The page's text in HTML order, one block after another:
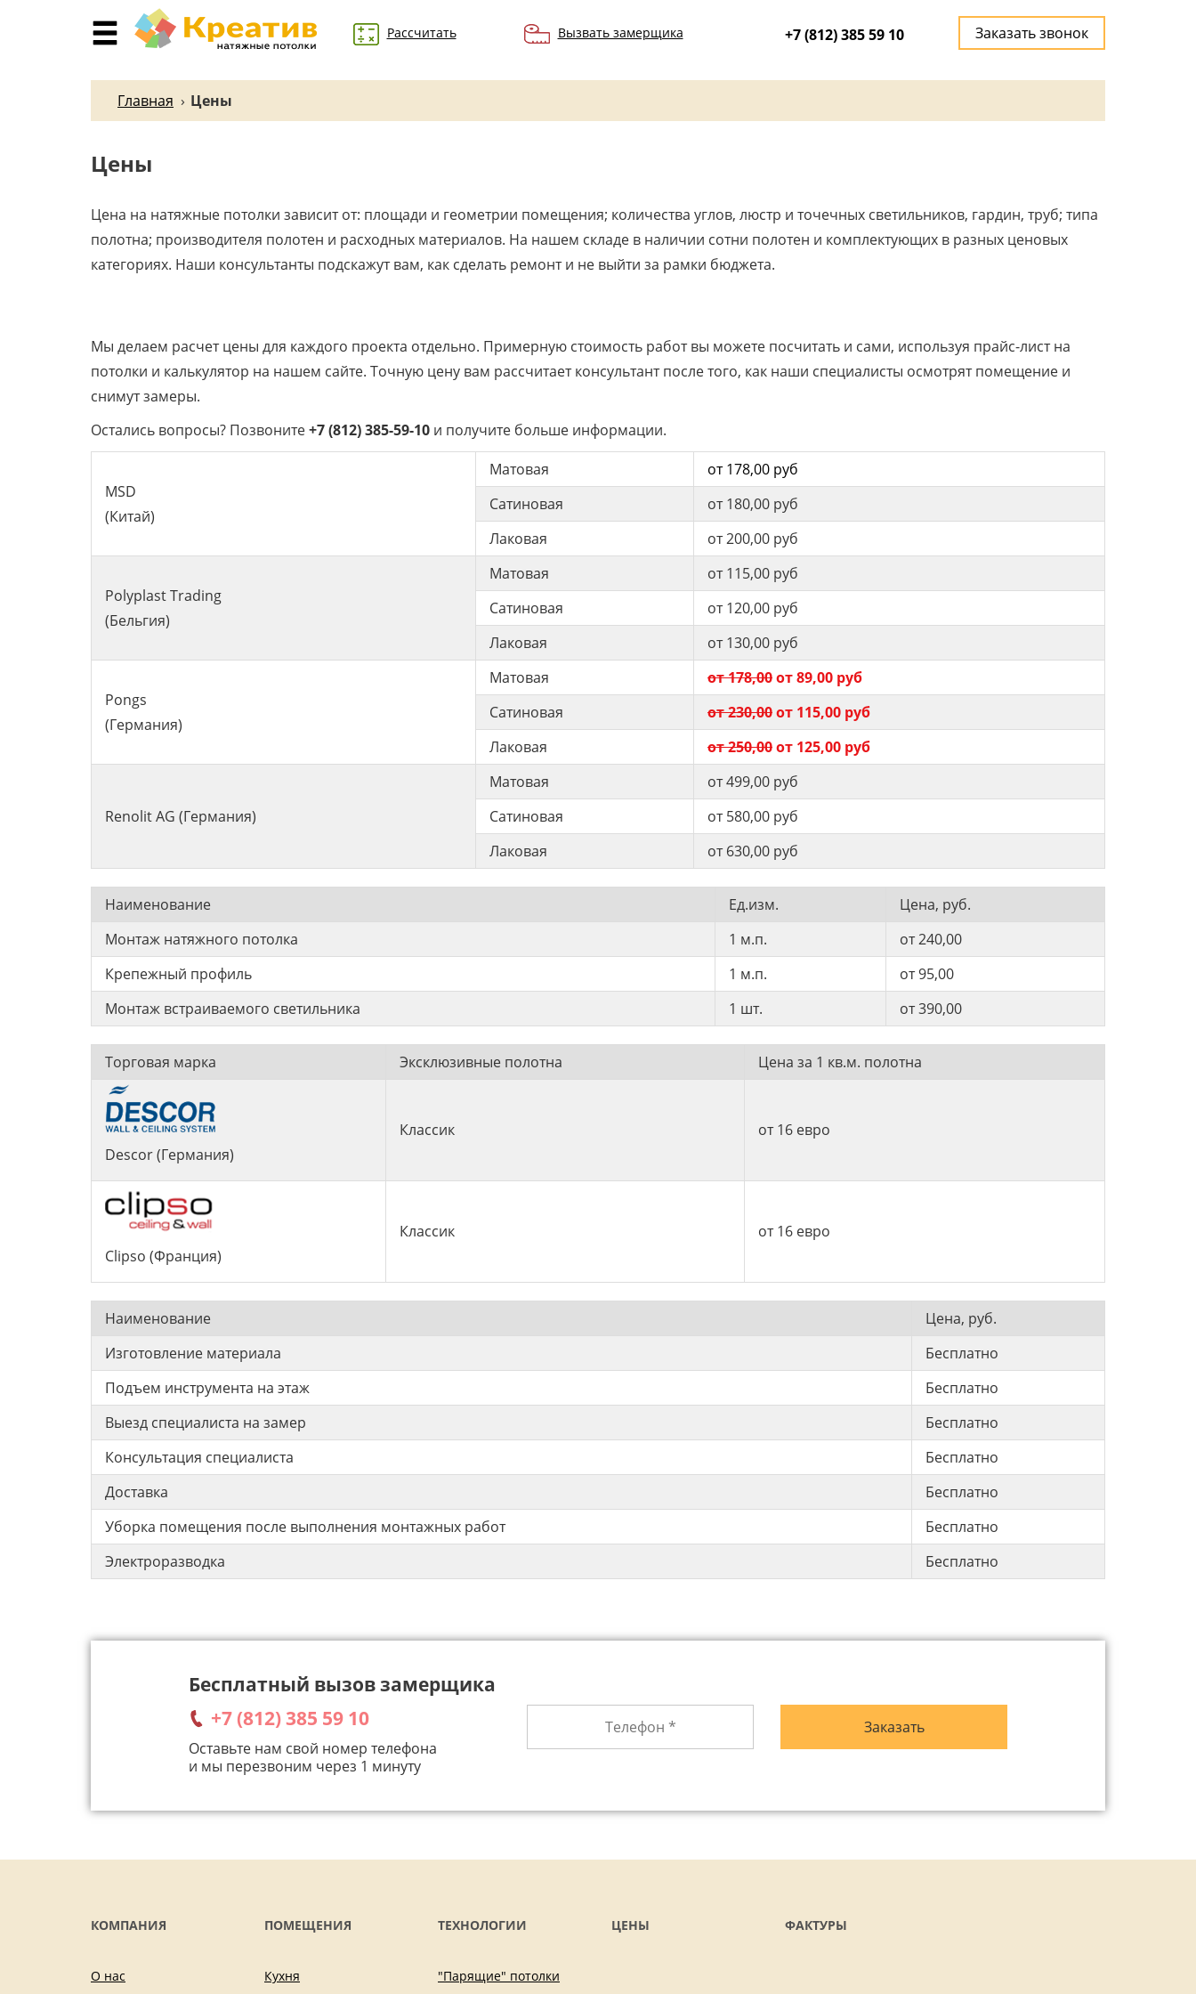
Рассчитать Вызвать замерщика +7 (812) 385 59 10 Заказать звонок
Главная › Цены
Цены
Цена на натяжные потолки зависит от: площади и геометрии помещения; количества углов, люстр и точечных светильников, гардин, труб; типа
полотна; производителя полотен и расходных материалов. На нашем складе в наличии сотни полотен и комплектующих в разных ценовых
категориях. Наши консультанты подскажут вам, как сделать ремонт и не выйти за рамки бюджета.
Мы делаем расчет цены для каждого проекта отдельно. Примерную стоимость работ вы можете посчитать и сами, используя прайс-лист на
потолки и калькулятор на нашем сайте. Точную цену вам рассчитает консультант после того, как наши специалисты осмотрят помещение и
снимут замеры.
Остались вопросы? Позвоните+7 (812) 385-59-10 и получите больше информации.
МSD
(Китай)
Матовая
от 178,00 руб
Сатиновая
от 180,00 руб
Лаковая
от 200,00 руб
Polyplast Trading
(Бельгия)
Матовая
от 115,00 руб
Сатиновая
от 120,00 руб
Лаковая
от 130,00 руб
Pongs
(Германия)
Матовая от 178,00от 89,00 руб
Сатиновая
от 230,00от 115,00 руб
Лаковая
от 250,00от 125,00 руб
Renolit AG (Германия)
Матовая
от 499,00 руб
Сатиновая
от 580,00 руб
Лаковая
от 630,00 руб
Наименование Ед.изм.
Цена, руб.
Монтаж натяжного потолка
1 м.п.
от 240,00
Крепежный профиль
1 м.п.
от 95,00
Монтаж встраиваемого светильника
1 шт. от 390,00
Торговая марка Эксклюзивные полотна Цена за 1 кв.м. полотна
Descor (Германия)
Классик от 16 евро
Clipso (Франция)
Классик от 16 евро
Наименование
Цена, руб.
Изготовление материала
Бесплатно
Подъем инструмента на этаж
Бесплатно
Выезд специалиста на замер
Бесплатно
Консультация специалиста
Бесплатно
Доставка
Бесплатно
Уборка помещения после выполнения монтажных работ
Бесплатно
Электроразводка
Бесплатно
Бесплатный вызов замерщика
+7 (812) 385 59 10
Оставьте нам свой номер телефона
и мы перезвоним через 1 минуту
КОМПАНИЯ
О нас
ПОМЕЩЕНИЯ
Кухня
ТЕХНОЛОГИИ
"Парящие" потолки
ЦЕНЫ ФАКТУРЫ